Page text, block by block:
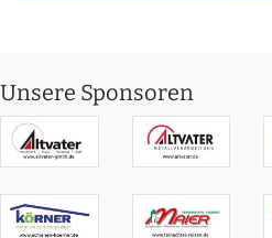
Unsere Sponsoren